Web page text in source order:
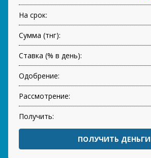
На срок:
Сумма (тнг):
Ставка (% в день):
Одобрение:
Рассмотрение:
Получить:
ПОЛУЧИТЬ ДЕНЬГИ